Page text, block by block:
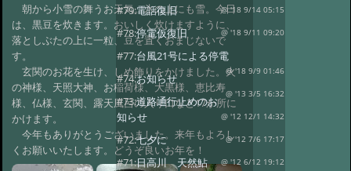
朝から小雪の舞うお天気。氷の上にも雪。今日
は、黒豆を炊きます。おいしく炊けますように、
落としぶたの上に一粒、豆を置くおまじないで
す。
玄関のお花を生け、しめ飾りをかけました。火
の神様、天照大神、お稲荷様、大黒様、恵比寿
様、仏様、玄関、露天風呂の入り口など17か所に
かけます。
今年もありがとうございました。来年もよろし
くお願いいたします。どうぞ良いお年を！
#79:電話復旧 @ '18 9/14 05:15
#78:停電仮復旧 @ '18 9/11 09:20
#77:台風21号による停電
@ '18 9/9 01:46
#74:お知らせ
@ '13 3/5 16:32
#73:道路通行止めのお
知らせ
@ '12 12/1 14:32
#72:七夕に @ '12 7/6 17:17
#71:日高川 天然鮎 @ '12 6/12 19:12